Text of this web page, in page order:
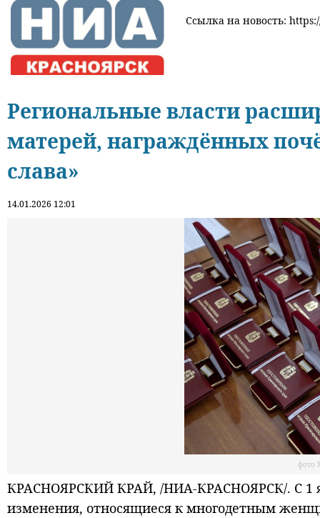
Ссылка на новость:
Региональные власти
матерей, награждённых
слава»
14.01.2026 12:01
фото
КРАСНОЯРСКИЙ КРАЙ, /НИА-КРАСНОЯРСК/. С 1
изменения, относящиеся к многодетным